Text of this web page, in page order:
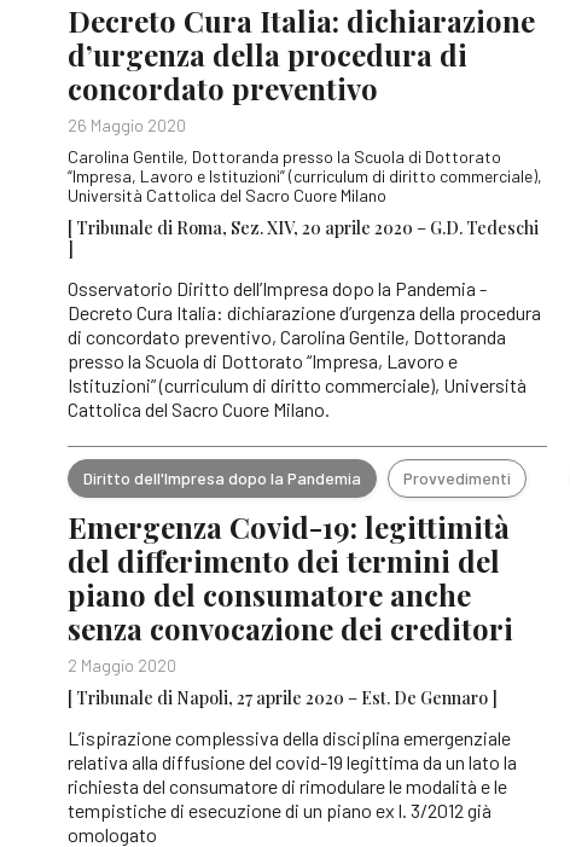
Decreto Cura Italia: dichiarazione
d’urgenza della procedura di
concordato preventivo
26 Maggio 2020
Carolina Gentile, Dottoranda presso la Scuola di Dottorato
“Impresa, Lavoro e Istituzioni” (curriculum di diritto commerciale),
Università Cattolica del Sacro Cuore Milano
[ Tribunale di Roma, Sez. XIV, 20 aprile 2020 – G.D. Tedeschi
]
Osservatorio Diritto dell’Impresa dopo la Pandemia -
Decreto Cura Italia: dichiarazione d’urgenza della procedura
di concordato preventivo, Carolina Gentile, Dottoranda
presso la Scuola di Dottorato “Impresa, Lavoro e
Istituzioni” (curriculum di diritto commerciale), Università
Cattolica del Sacro Cuore Milano.
Diritto dell'Impresa dopo la Pandemia Provvedimenti
Emergenza Covid-19: legittimità
del differimento dei termini del
piano del consumatore anche
senza convocazione dei creditori
2 Maggio 2020
[ Tribunale di Napoli, 27 aprile 2020 – Est. De Gennaro ]
L’ispirazione complessiva della disciplina emergenziale
relativa alla diffusione del covid-19 legittima da un lato la
richiesta del consumatore di rimodulare le modalità e le
tempistiche di esecuzione di un piano ex l. 3/2012 già
omologato